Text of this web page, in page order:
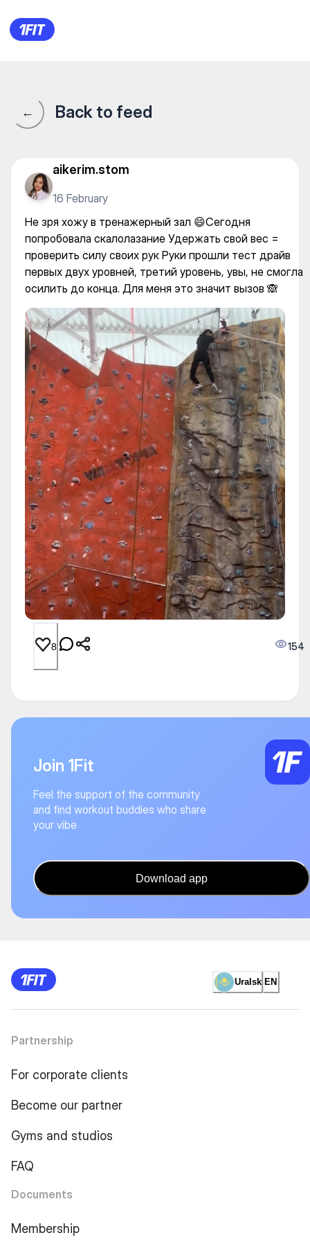
Не зря хожу в
← Back to feed
aikerim.stom
16 February
Не зря хожу в тренажерный зал 😄Сегодня
попробовала скалолазание Удержать свой вес =
проверить силу своих рук Руки прошли тест драйв
первых двух уровней, третий уровень, увы, не смогла
осилить до конца. Для меня это значит вызов 🙈
8 154
Join 1Fit
Feel the support of the community
and find workout buddies who share
your vibe
Download app
Uralsk EN
Partnership
For corporate clients
Become our partner
Gyms and studios
FAQ
Documents
Membership